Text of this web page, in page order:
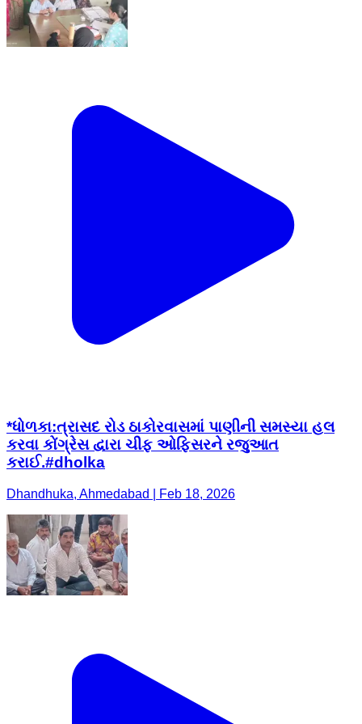
*ધોળકા:ત્રાસદ રોડ ઠાકોરવાસમાં પાણીની સમસ્યા હલ
કરવા કોંગ્રેસ દ્વારા ચીફ ઓફિસરને રજુઆત
કરાઈ.#dholka
Dhandhuka, Ahmedabad | Feb 18, 2026